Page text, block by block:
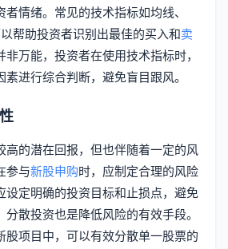
情绪。常见的技术指标如均线、
帮助投资者识别出最佳的买入和卖
非万能，投资者在使用技术指标时，
进行综合判断，避免盲目跟风。
高的潜在回报，但也伴随着一定的风
参与新股申购时，应制定合理的风险
设定明确的投资目标和止损点，避免
散投资也是降低风险的有效手段。
股项目中，可以有效分散单一股票的